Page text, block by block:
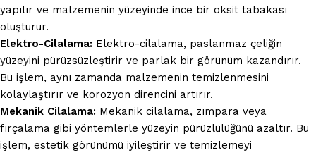
yapılır ve malzemenin yüzeyinde ince bir oksit tabakası
oluşturur.
Elektro-Cilalama: Elektro-cilalama, paslanmaz çeliğin
yüzeyini pürüzsüzleştirir ve parlak bir görünüm kazandırır.
Bu işlem, aynı zamanda malzemenin temizlenmesini
kolaylaştırır ve korozyon direncini artırır.
Mekanik Cilalama: Mekanik cilalama, zımpara veya
fırçalama gibi yöntemlerle yüzeyin pürüzlülüğünü azaltır. Bu
işlem, estetik görünümü iyileştirir ve temizlemeyi